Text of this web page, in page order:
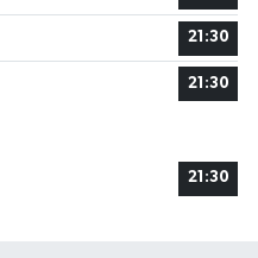
21:30
21:30
21:30